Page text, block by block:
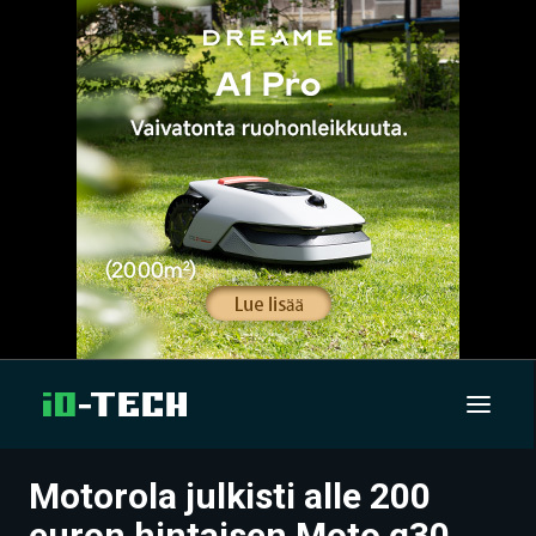
UUTISET
Motorola julkisti alle 200